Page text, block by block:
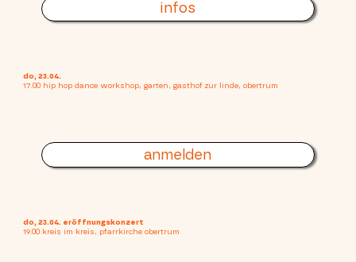
infos
do, 23.04.
17.00 hip hop dance workshop, garten, gasthof zur linde, obertrum
anmelden
do, 23.04. eröffnungskonzert
19.00 kreis im kreis, pfarrkirche obertrum